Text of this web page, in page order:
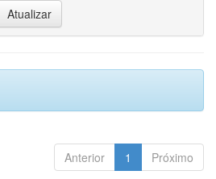
Anterior 1 Próximo